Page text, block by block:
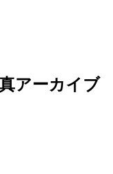
アーカイブ